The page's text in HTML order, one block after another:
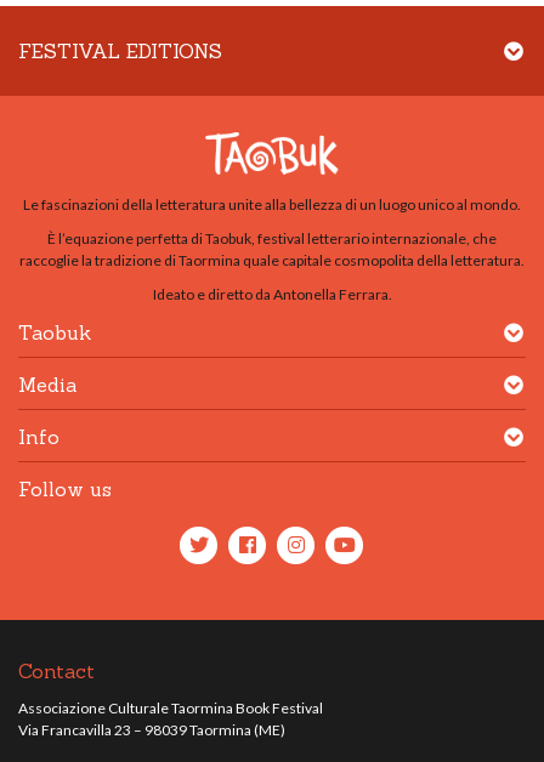
FESTIVAL EDITIONS
Le fascinazioni della letteratura unite alla bellezza di un luogo unico al mondo.
È l’equazione perfetta di Taobuk, festival letterario internazionale, che
raccoglie la tradizione di Taormina quale capitale cosmopolita della letteratura.
Ideato e diretto da Antonella Ferrara.
Taobuk
Media
Info
Follow us
Contact
Associazione Culturale Taormina Book Festival
Via Francavilla 23 – 98039 Taormina (ME)